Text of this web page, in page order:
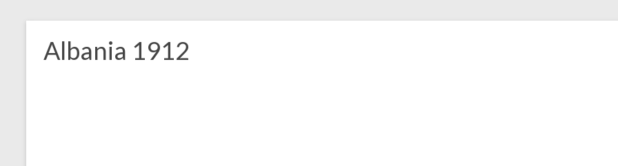
content
Albania 1912